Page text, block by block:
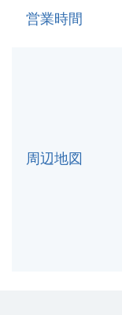
営業時間
周辺地図